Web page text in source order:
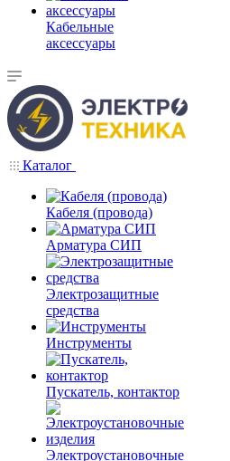
Кабельные
аксессуары
Каталог
Кабеля (провода)
Арматура СИП
Электрозащитные
средства
Инструменты
Пускатель, контактор
Электроустановочные